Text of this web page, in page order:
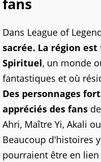
fans
Dans League of
sacrée. La région
Spirituel, un monde
fantastiques et où
Des personnages
appréciés des fans
Ahri, Maître Yi, Akali
Beaucoup d'histoires
pourraient être en